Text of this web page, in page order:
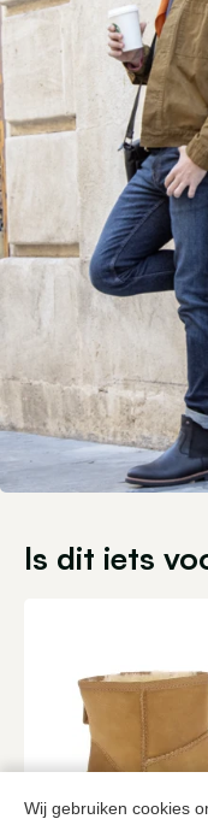
Wij gebruiken cookies
Is dit iets